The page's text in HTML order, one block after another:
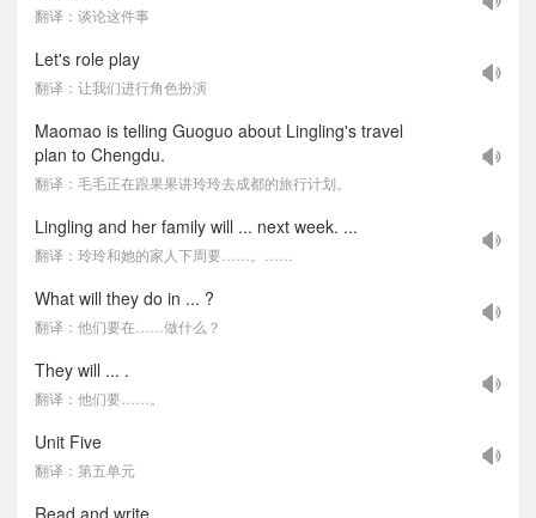
翻译：谈论这件事
Let's role play
翻译：让我们进行角色扮演
Maomao is telling Guoguo about Lingling's travel
plan to Chengdu.
翻译：毛毛正在跟果果讲玲玲去成都的旅行计划。
Lingling and her family will ... next week. ...
翻译：玲玲和她的家人下周要……。……
What will they do in ... ?
翻译：他们要在……做什么？
They will ... .
翻译：他们要……。
Unit Five
翻译：第五单元
Read and write